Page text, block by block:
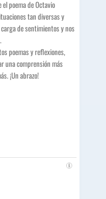
poema de Octavio
tan diversas y
de sentimientos y nos
poemas y reflexiones,
una comprensión más
¡Un abrazo!